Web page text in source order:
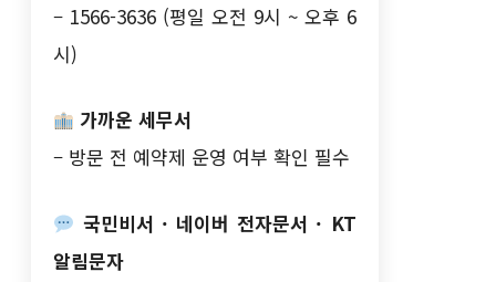
– 1566-3636 (평일 오전 9시 ~ 오후 6
시)
가까운 세무서
– 방문 전 예약제 운영 여부 확인 필수
국민비서 · 네이버 전자문서 · KT
알림문자